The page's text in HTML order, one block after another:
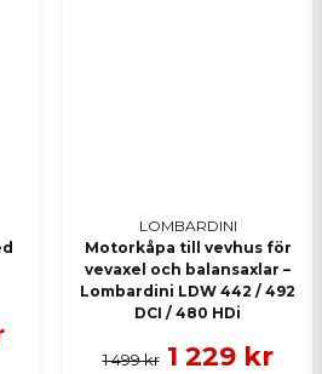
LOMBARDINI
Motorkåpa till vevhus för
vevaxel och balansaxlar –
Lombardini LDW 442 / 492
DCI / 480 HDi
1 499 kr 1 229 kr